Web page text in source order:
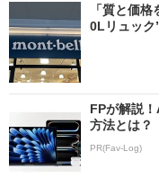
「質と価
0Lリュッ
FPが解説
方法とは？
PR(Fav-Log)